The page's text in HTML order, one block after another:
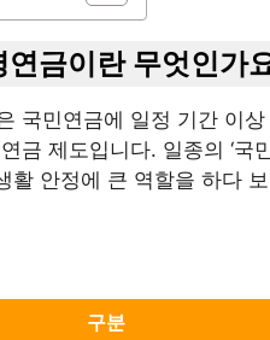
연금이란 무엇인가
국민연금에 일정 기간 이
금 제도입니다. 일종의 ‘국
활 안정에 큰 역할을 하다
구분